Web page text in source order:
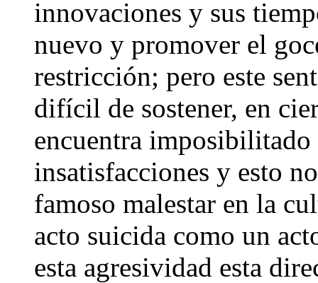
innovaciones y sus
nuevo y promover el
restricción; pero este
difícil de sostener, en
encuentra imposibilitado
insatisfacciones y esto
famoso malestar en la
acto suicida como un
esta agresividad esta